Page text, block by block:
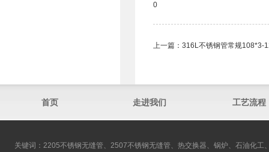
0
上一篇： 316L不锈钢管常规108*3-
首页 走进我们 工艺流程
关键词：2205不锈钢无缝管、2507不锈钢无缝管、热交换器、锅炉、石油化